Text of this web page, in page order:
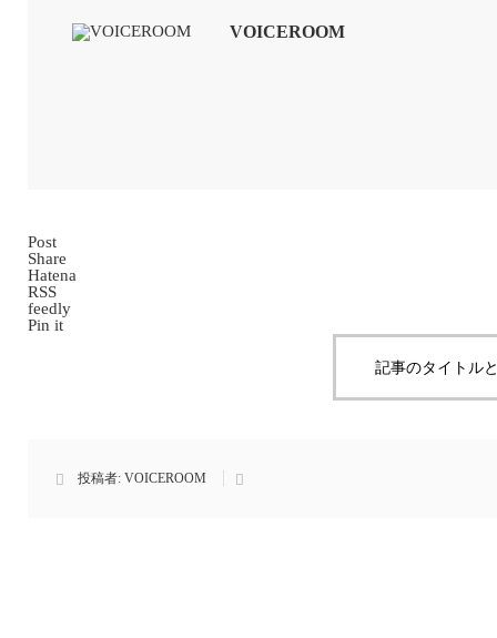
VOICEROOM
Post
Share
Hatena
RSS
feedly
Pin it
記事のタイトル
投稿者: VOICEROOM